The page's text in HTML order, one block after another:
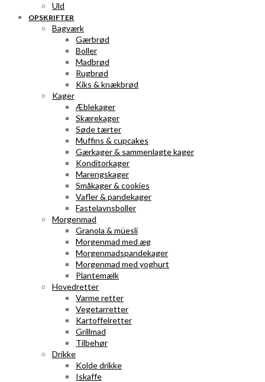
Uld
OPSKRIFTER
Bagværk
Gærbrød
Boller
Madbrød
Rugbrød
Kiks & knækbrød
Kager
Æblekager
Skærekager
Søde tærter
Muffins & cupcakes
Gærkager & sammenlagte kager
Konditorkager
Marengskager
Småkager & cookies
Vafler & pandekager
Fastelavnsboller
Morgenmad
Granola & müesli
Morgenmad med æg
Morgenmadspandekager
Morgenmad med yoghurt
Plantemælk
Hovedretter
Varme retter
Vegetarretter
Kartoffelretter
Grillmad
Tilbehør
Drikke
Kolde drikke
Iskaffe